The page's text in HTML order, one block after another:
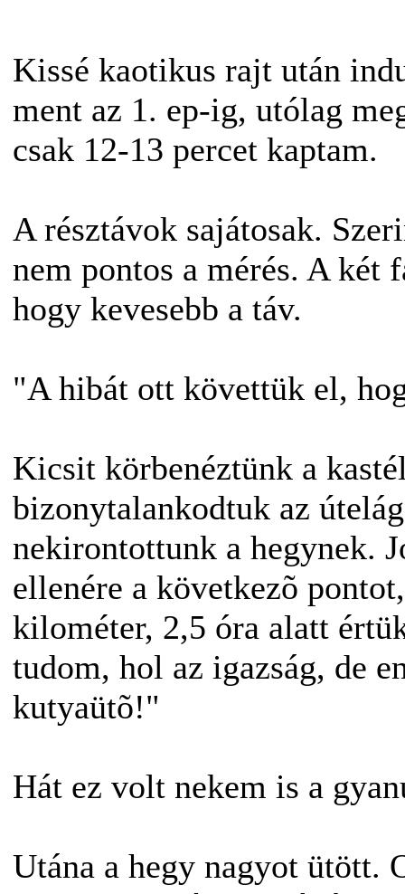
Kissé kaotikus rajt után
ment az 1. ep-ig, utólag
csak 12-13 percet kaptam.
A résztávok sajátosak.
nem pontos a mérés. A két
hogy kevesebb a táv.
"A hibát ott követtük el,
Kicsit körbenéztünk a
bizonytalankodtuk az
nekirontottunk a hegynek.
ellenére a következõ
kilométer, 2,5 óra alatt
tudom, hol az igazság, de
kutyaütõ!"
Hát ez volt nekem is a
Utána a hegy nagyot ütött.